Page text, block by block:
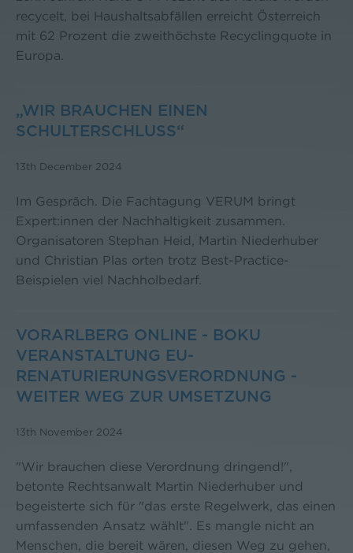
recycelt, bei Haushaltsabfällen erreicht Österreich
mit 62 Prozent die zweithöchste Recyclingquote in
Europa.
„WIR BRAUCHEN EINEN
SCHULTERSCHLUSS“
13th December 2024
Im Gespräch. Die Fachtagung VERUM bringt
Expert:innen der Nachhaltigkeit zusammen.
Organisatoren Stephan Heid, Martin Niederhuber
und Christian Plas orten trotz Best-Practice-
Beispielen viel Nachholbedarf.
VORARLBERG ONLINE - BOKU
VERANSTALTUNG EU-
RENATURIERUNGSVERORDNUNG -
WEITER WEG ZUR UMSETZUNG
13th November 2024
"Wir brauchen diese Verordnung dringend!",
betonte Rechtsanwalt Martin Niederhuber und
begeisterte sich für "das erste Regelwerk, das einen
umfassenden Ansatz wählt". Es mangle nicht an
Menschen, die bereit wären, diesen Weg zu gehen,